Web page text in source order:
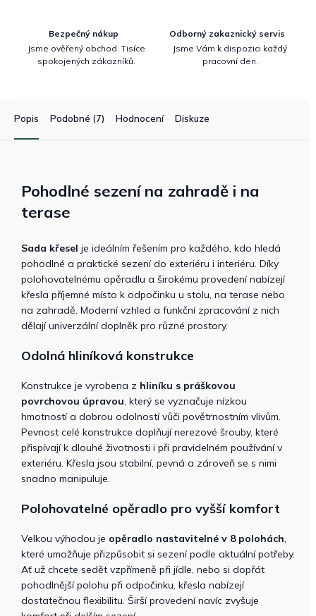
Bezpečný nákup
Jsme ověřený obchod. Tisíce
spokojených zákazníků.
Odborný zakaznický servis
Jsme Vám k dispozici každý
pracovní den.
Popis Podobné (7) Hodnocení Diskuze
Pohodlné sezení na zahradě i na
terase
Sada křesel je ideálním řešením pro každého, kdo hledá
pohodlné a praktické sezení do exteriéru i interiéru. Díky
polohovatelnému opěradlu a širokému provedení nabízejí
křesla příjemné místo k odpočinku u stolu, na terase nebo
na zahradě. Moderní vzhled a funkční zpracování z nich
dělají univerzální doplněk pro různé prostory.
Odolná hliníková konstrukce
Konstrukce je vyrobena z hliníku s práškovou
povrchovou úpravou, který se vyznačuje nízkou
hmotností a dobrou odolností vůči povětrnostním vlivům.
Pevnost celé konstrukce doplňují nerezové šrouby, které
přispívají k dlouhé životnosti i při pravidelném používání v
exteriéru. Křesla jsou stabilní, pevná a zároveň se s nimi
snadno manipuluje.
Polohovatelné opěradlo pro vyšší komfort
Velkou výhodou je opěradlo nastavitelné v 8 polohách,
které umožňuje přizpůsobit si sezení podle aktuální potřeby.
Ať už chcete sedět vzpřímeně při jídle, nebo si dopřát
pohodlnější polohu při odpočinku, křesla nabízejí
dostatečnou flexibilitu. Širší provedení navíc zvyšuje